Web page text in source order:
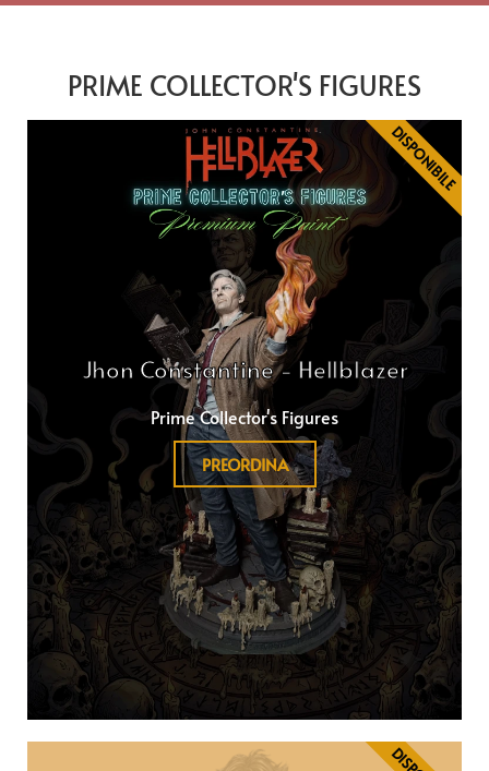
PRIME COLLECTOR'S FIGURES
Jhon Constantine - Hellblazer
Prime Collector's Figures
PREORDINA
DISPONIBILE